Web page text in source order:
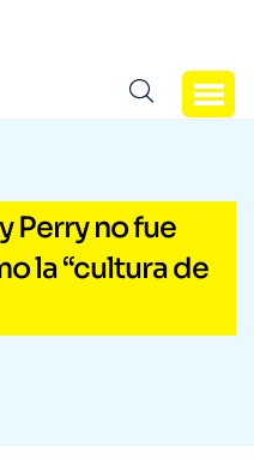
Perry no fue
la “cultura de